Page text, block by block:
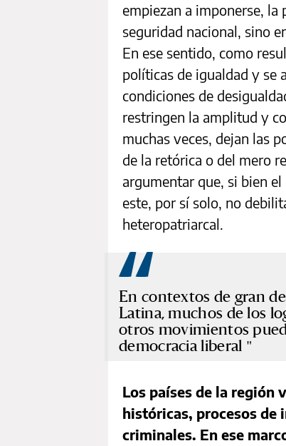
empiezan a imponerse, la
seguridad nacional, sino
En ese sentido, como
políticas de igualdad y se
condiciones de
restringen la amplitud y
muchas veces, dejan las
de la retórica o del mero
argumentar que, si bien
este, por sí solo, no
heteropatriarcal.
En contextos de gran
Latina, muchos de los
otros movimientos
democracia liberal
Los países de la región
históricas, procesos de
criminales. En ese